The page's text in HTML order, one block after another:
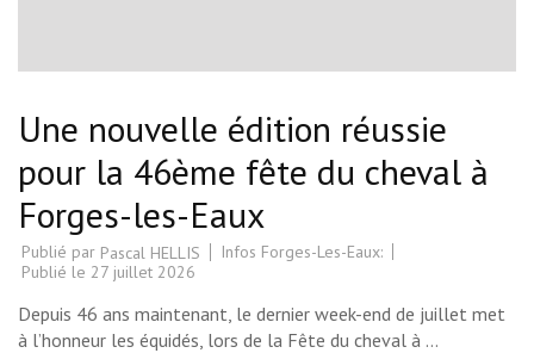
Une nouvelle édition réussie
pour la 46ème fête du cheval à
Forges-les-Eaux
Publié par Pascal HELLIS
Infos Forges-Les-Eaux:
Publié le 27 juillet 2026
Depuis 46 ans maintenant, le dernier week-end de juillet met
à l’honneur les équidés, lors de la Fête du cheval à …